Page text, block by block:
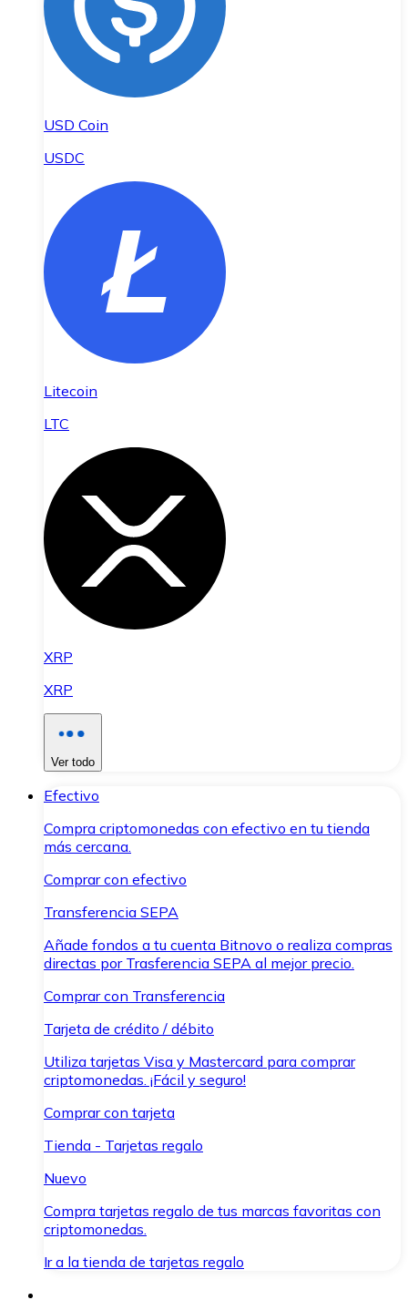
USD Coin
USDC
Litecoin
LTC
XRP
XRP
Ver todo
Efectivo
Compra criptomonedas con efectivo en tu tienda
más cercana.
Comprar con efectivo
Transferencia SEPA
Añade fondos a tu cuenta Bitnovo o realiza compras
directas por Trasferencia SEPA al mejor precio.
Comprar con Transferencia
Tarjeta de crédito / débito
Utiliza tarjetas Visa y Mastercard para comprar
criptomonedas. ¡Fácil y seguro!
Comprar con tarjeta
Tienda - Tarjetas regalo
Nuevo
Compra tarjetas regalo de tus marcas favoritas con
criptomonedas.
Ir a la tienda de tarjetas regalo